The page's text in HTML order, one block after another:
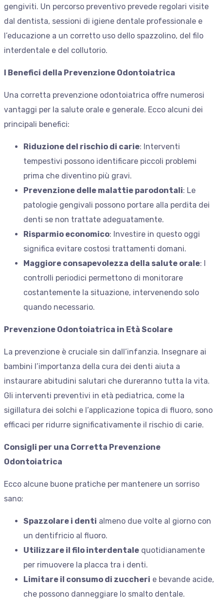
gengiviti. Un percorso preventivo prevede regolari visite
dal dentista, sessioni di igiene dentale professionale e
l’educazione a un corretto uso dello spazzolino, del filo
interdentale e del collutorio.
I Benefici della Prevenzione Odontoiatrica
Una corretta prevenzione odontoiatrica offre numerosi
vantaggi per la salute orale e generale. Ecco alcuni dei
principali benefici:
Riduzione del rischio di carie: Interventi
tempestivi possono identificare piccoli problemi
prima che diventino più gravi.
Prevenzione delle malattie parodontali: Le
patologie gengivali possono portare alla perdita dei
denti se non trattate adeguatamente.
Risparmio economico: Investire in questo oggi
significa evitare costosi trattamenti domani.
Maggiore consapevolezza della salute orale: I
controlli periodici permettono di monitorare
costantemente la situazione, intervenendo solo
quando necessario.
Prevenzione Odontoiatrica in Età Scolare
La prevenzione è cruciale sin dall’infanzia. Insegnare ai
bambini l’importanza della cura dei denti aiuta a
instaurare abitudini salutari che dureranno tutta la vita.
Gli interventi preventivi in età pediatrica, come la
sigillatura dei solchi e l’applicazione topica di fluoro, sono
efficaci per ridurre significativamente il rischio di carie.
Consigli per una Corretta Prevenzione
Odontoiatrica
Ecco alcune buone pratiche per mantenere un sorriso
sano:
Spazzolare i denti almeno due volte al giorno con
un dentifricio al fluoro.
Utilizzare il filo interdentale quotidianamente
per rimuovere la placca tra i denti.
Limitare il consumo di zuccheri e bevande acide,
che possono danneggiare lo smalto dentale.